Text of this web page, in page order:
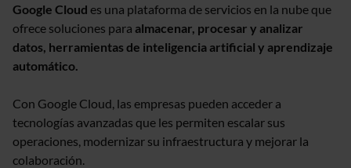
Google Cloud es una plataforma de servicios en la nube que
ofrece soluciones para almacenar, procesar y analizar
datos, herramientas de inteligencia artificial y aprendizaje
automático.
Con Google Cloud, las empresas pueden acceder a
tecnologías avanzadas que les permiten escalar sus
operaciones, modernizar su infraestructura y mejorar la
colaboración.